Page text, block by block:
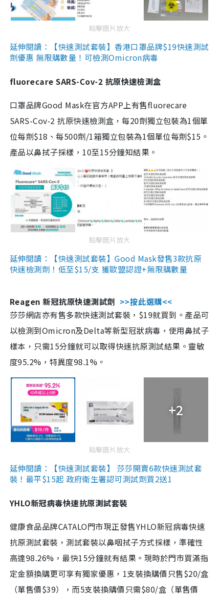
點擊圖片放大
延伸閱讀：【快速測試套裝】香港口罩品牌$19快速測試
劑優惠 無限購數量！可檢測Omicron病毒
fluorecare SARS-Cov-2 抗原快速檢測盒
口罩品牌Good Mask在官方APP上有售fluorecare
SARS-Cov-2 抗原快速檢測盒，每20劑獨立包裝為1個單
位每劑$18、每500劑/1箱獨立包裝為1個單位每劑$15。
產品以鼻拭子採樣，10至15分鐘知結果。
點擊圖片放大
延伸閱讀：【快速測試套裝】Good Mask發售3款抗原
快速檢測劑！低至$15/支 獲歐盟認證+無限購數量
Reagen 新冠抗原快速測試劑 >>按此選購<<
莎莎網店亦有售多款快速測試套裝，$19就買到。產品可
以檢測到Omicron及Delta等新型冠狀病毒，使用鼻拭子
樣本，只需15分鐘就可以取得快速抗原測試結果。靈敏
度95.2%，特異度98.1%。
+2
點擊圖片放大
延伸閱讀：【快速測試套裝】 莎莎開賣6款快速測試套
裝！最平$15起 政府衛生署認可測試劑買2送1
YHLO新冠病毒快速抗原測試套裝
健康食品品牌CATALO門市現正發售YHLO新冠病毒快速
抗原測試套裝，測試套裝以鼻咽拭子方式採樣，準確性
高達98.26%，最快15分鐘就有結果。現時於門市買滿指
定金額換購更可享有獨家優惠，1支裝換購價只售$20/盒
（單售價$39），而5支裝換購價只需$80/盒（單售價